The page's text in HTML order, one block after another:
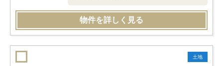
物件を詳しく見る
土地